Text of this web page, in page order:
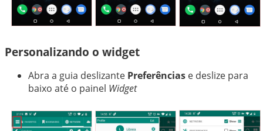
Personalizando o widget
Abra a guia deslizante Preferências e deslize para
baixo até o painel Widget